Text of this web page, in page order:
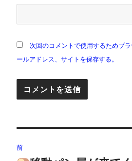
次回のコメントで使用するためブ
ールアドレス、サイトを保存する。
前